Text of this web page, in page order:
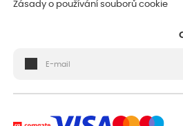
Zásady o používání souborů cookie